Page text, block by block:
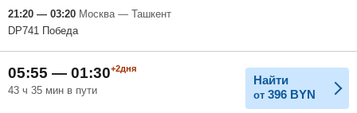
21:20 — 03:20 Москва — Ташкент
DP741 Победа
05:55 — 01:30+2дня
43 ч 35 мин в пути
Найти
от 396 BYN